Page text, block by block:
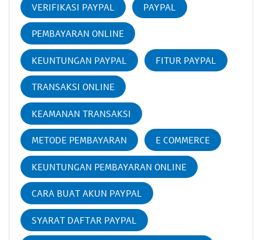
VERIFIKASI PAYPAL PAYPAL
PEMBAYARAN ONLINE
KEUNTUNGAN PAYPAL FITUR PAYPAL
TRANSAKSI ONLINE
KEAMANAN TRANSAKSI
METODE PEMBAYARAN E COMMERCE
KEUNTUNGAN PEMBAYARAN ONLINE
CARA BUAT AKUN PAYPAL
SYARAT DAFTAR PAYPAL